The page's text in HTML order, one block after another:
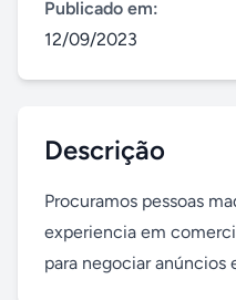
Publicado em:
12/09/2023
Descrição
Procuramos pessoas
experiencia em
para negociar anúncios